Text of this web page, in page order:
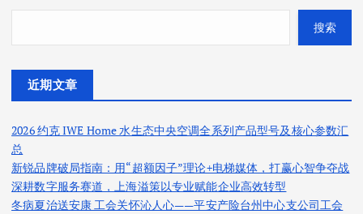
搜索
近期文章
2026 约克 IWE Home 水生态中央空调全系列产品型号及核心参数汇
总
新锐品牌破局指南：用“超额因子”理论+电梯媒体，打赢心智争夺战
深耕数字服务赛道，上海溢策以专业赋能企业高效转型
冬病夏治送安康 工会关怀沁人心——平安产险台州中心支公司工会